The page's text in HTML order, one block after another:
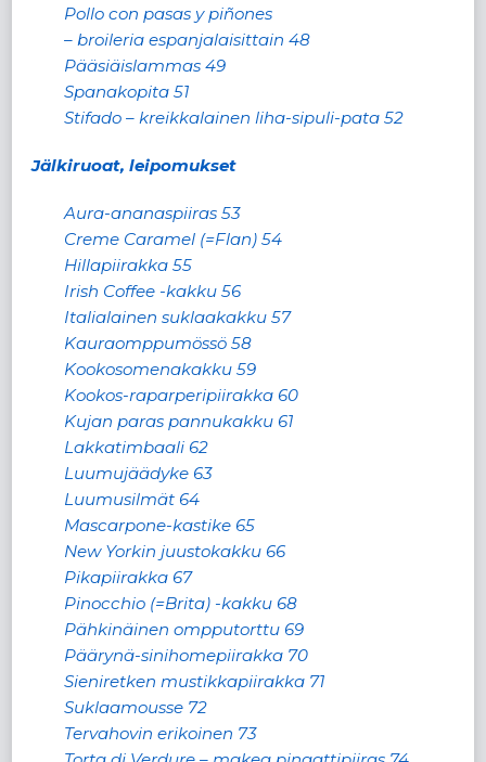
Pollo con pasas y piñones
– broileria espanjalaisittain 48
Pääsiäislammas 49
Spanakopita 51
Stifado – kreikkalainen liha-sipuli-pata 52
Jälkiruoat, leipomukset
Aura-ananaspiiras 53
Creme Caramel (=Flan) 54
Hillapiirakka 55
Irish Coffee -kakku 56
Italialainen suklaakakku 57
Kauraomppumössö 58
Kookosomenakakku 59
Kookos-raparperipiirakka 60
Kujan paras pannukakku 61
Lakkatimbaali 62
Luumujäädyke 63
Luumusilmät 64
Mascarpone-kastike 65
New Yorkin juustokakku 66
Pikapiirakka 67
Pinocchio (=Brita) -kakku 68
Pähkinäinen ompputorttu 69
Päärynä-sinihomepiirakka 70
Sieniretken mustikkapiirakka 71
Suklaamousse 72
Tervahovin erikoinen 73